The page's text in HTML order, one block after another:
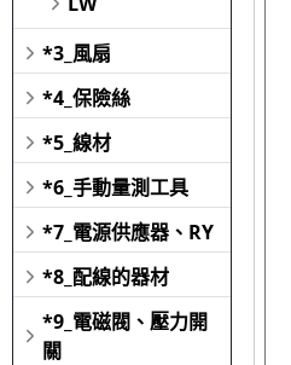
*3_風扇
*4_保險絲
*5_線材
*6_手動量測工具
*7_電源供應器、RY
*8_配線的器材
*9_電磁閥、壓力開
關